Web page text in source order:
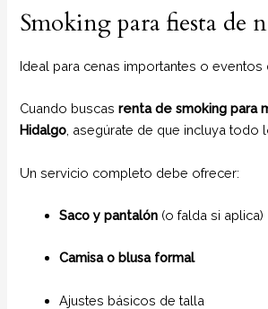
Smoking para fiesta de
Ideal para cenas importantes o eventos
Cuando buscasrenta de smoking para
Hidalgo , asegúrate de que incluya todo
Un servicio completo debe ofrecer:
Saco y pantalón (o falda si aplica)
Camisa o blusa formal
Ajustes básicos de talla